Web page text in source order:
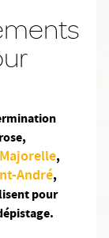
,
André,
pour